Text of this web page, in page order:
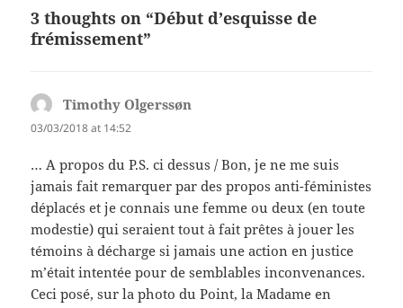
3 thoughts on “Début d’esquisse de
frémissement”
Timothy Olgerssøn
03/03/2018 at 14:52
… A propos du P.S. ci dessus / Bon, je ne me suis
jamais fait remarquer par des propos anti-féministes
déplacés et je connais une femme ou deux (en toute
modestie) qui seraient tout à fait prêtes à jouer les
témoins à décharge si jamais une action en justice
m’était intentée pour de semblables inconvenances.
Ceci posé, sur la photo du Point, la Madame en